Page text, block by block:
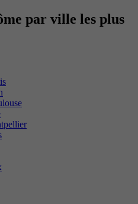
par ville les plus